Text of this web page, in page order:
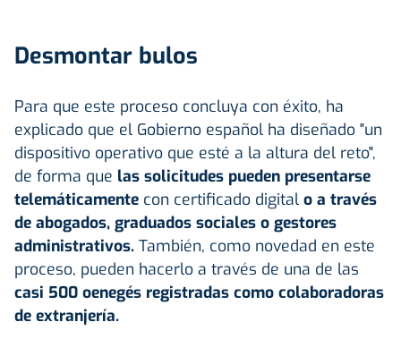
Desmontar bulos
Para que este proceso concluya con éxito, ha
explicado que el Gobierno español ha diseñado "un
dispositivo operativo que esté a la altura del reto",
de forma que las solicitudes pueden presentarse
telemáticamente con certificado digital o a través
de abogados, graduados sociales o gestores
administrativos. También, como novedad en este
proceso, pueden hacerlo a través de una de las
casi 500 oenegés registradas como colaboradoras
de extranjería.